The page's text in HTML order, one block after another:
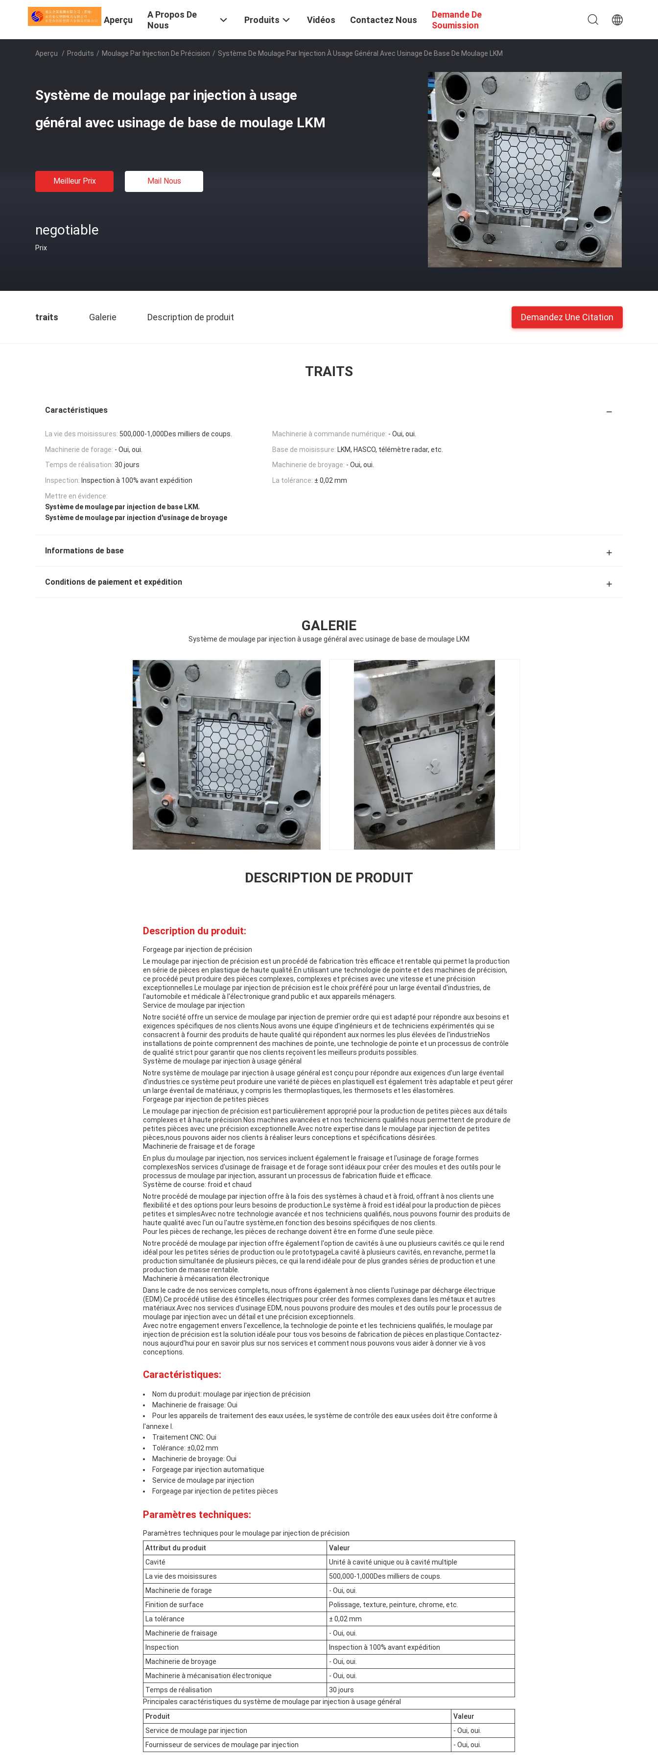
Aperçu
A Propos De
Nous
Produits Vidéos Contactez Nous
Demande De
Soumission
Aperçu / Produits / Moulage Par Injection De Précision / Système De Moulage Par Injection À Usage Général Avec Usinage De Base De Moulage LKM
Système de moulage par injection à usage
général avec usinage de base de moulage LKM
Meilleur Prix Mail Nous
negotiable
Prix
traits Galerie Description de produit Demandez Une Citation
TRAITS
Caractéristiques
La vie des moisissures: 500,000-1,000Des milliers de coups. Machinerie à commande numérique: - Oui, oui.
Machinerie de forage: - Oui, oui. Base de moisissure: LKM, HASCO, télémètre radar, etc.
Temps de réalisation: 30 jours Machinerie de broyage: - Oui, oui.
Inspection: Inspection à 100% avant expédition La tolérance: ± 0,02 mm
Mettre en évidence:
Système de moulage par injection de base LKM,
Système de moulage par injection d'usinage de broyage
Informations de base
Conditions de paiement et expédition
GALERIE
Système de moulage par injection à usage général avec usinage de base de moulage LKM
DESCRIPTION DE PRODUIT
Description du produit:
Forgeage par injection de précision
Le moulage par injection de précision est un procédé de fabrication très efficace et rentable qui permet la production
en série de pièces en plastique de haute qualité.En utilisant une technologie de pointe et des machines de précision,
ce procédé peut produire des pièces complexes, complexes et précises avec une vitesse et une précision
exceptionnelles.Le moulage par injection de précision est le choix préféré pour un large éventail d'industries, de
l'automobile et médicale à l'électronique grand public et aux appareils ménagers.
Service de moulage par injection
Notre société offre un service de moulage par injection de premier ordre qui est adapté pour répondre aux besoins et
exigences spécifiques de nos clients.Nous avons une équipe d'ingénieurs et de techniciens expérimentés qui se
consacrent à fournir des produits de haute qualité qui répondent aux normes les plus élevées de l'industrieNos
installations de pointe comprennent des machines de pointe, une technologie de pointe et un processus de contrôle
de qualité strict pour garantir que nos clients reçoivent les meilleurs produits possibles.
Système de moulage par injection à usage général
Notre système de moulage par injection à usage général est conçu pour répondre aux exigences d'un large éventail
d'industries.ce système peut produire une variété de pièces en plastiqueIl est également très adaptable et peut gérer
un large éventail de matériaux, y compris les thermoplastiques, les thermosets et les élastomères.
Forgeage par injection de petites pièces
Le moulage par injection de précision est particulièrement approprié pour la production de petites pièces aux détails
complexes et à haute précision.Nos machines avancées et nos techniciens qualifiés nous permettent de produire de
petites pièces avec une précision exceptionnelle.Avec notre expertise dans le moulage par injection de petites
pièces,nous pouvons aider nos clients à réaliser leurs conceptions et spécifications désirées.
Machinerie de fraisage et de forage
En plus du moulage par injection, nos services incluent également le fraisage et l'usinage de forage.formes
complexesNos services d'usinage de fraisage et de forage sont idéaux pour créer des moules et des outils pour le
processus de moulage par injection, assurant un processus de fabrication fluide et efficace.
Système de course: froid et chaud
Notre procédé de moulage par injection offre à la fois des systèmes à chaud et à froid, offrant à nos clients une
flexibilité et des options pour leurs besoins de production.Le système à froid est idéal pour la production de pièces
petites et simplesAvec notre technologie avancée et nos techniciens qualifiés, nous pouvons fournir des produits de
haute qualité avec l'un ou l'autre système,en fonction des besoins spécifiques de nos clients.
Pour les pièces de rechange, les pièces de rechange doivent être en forme d'une seule pièce.
Notre procédé de moulage par injection offre également l'option de cavités à une ou plusieurs cavités.ce qui le rend
idéal pour les petites séries de production ou le prototypageLa cavité à plusieurs cavités, en revanche, permet la
production simultanée de plusieurs pièces, ce qui la rend idéale pour de plus grandes séries de production et une
production de masse rentable.
Machinerie à mécanisation électronique
Dans le cadre de nos services complets, nous offrons également à nos clients l'usinage par décharge électrique
(EDM).Ce procédé utilise des étincelles électriques pour créer des formes complexes dans les métaux et autres
matériaux.Avec nos services d'usinage EDM, nous pouvons produire des moules et des outils pour le processus de
moulage par injection avec un détail et une précision exceptionnels.
Avec notre engagement envers l'excellence, la technologie de pointe et les techniciens qualifiés, le moulage par
injection de précision est la solution idéale pour tous vos besoins de fabrication de pièces en plastique.Contactez-
nous aujourd'hui pour en savoir plus sur nos services et comment nous pouvons vous aider à donner vie à vos
conceptions.
Caractéristiques:
Nom du produit: moulage par injection de précision
Machinerie de fraisage: Oui
Pour les appareils de traitement des eaux usées, le système de contrôle des eaux usées doit être conforme à
l'annexe I.
Traitement CNC: Oui
Tolérance: ±0,02 mm
Machinerie de broyage: Oui
Forgeage par injection automatique
Service de moulage par injection
Forgeage par injection de petites pièces
Paramètres techniques:
Paramètres techniques pour le moulage par injection de précision
Attribut du produit
Valeur
Cavité
Unité à cavité unique ou à cavité multiple
La vie des moisissures
500,000-1,000Des milliers de coups.
Machinerie de forage
- Oui, oui.
Finition de surface
Polissage, texture, peinture, chrome, etc.
La tolérance
± 0,02 mm
Machinerie de fraisage
- Oui, oui.
Inspection
Inspection à 100% avant expédition
Machinerie de broyage
- Oui, oui.
Machinerie à mécanisation électronique
- Oui, oui.
Temps de réalisation
30 jours
Principales caractéristiques du système de moulage par injection à usage général
Produit
Valeur
Service de moulage par injection
- Oui, oui.
Fournisseur de services de moulage par injection
- Oui, oui.